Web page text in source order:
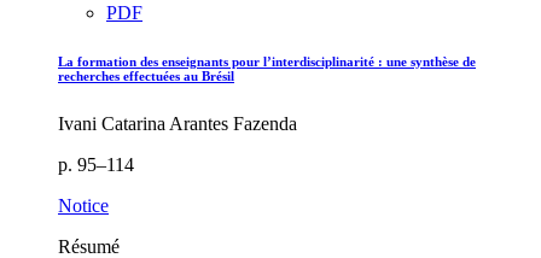
PDF
La formation des enseignants pour l’interdisciplinarité : une synthèse de
recherches effectuées au Brésil
Ivani Catarina Arantes Fazenda
p. 95–114
Notice
Résumé